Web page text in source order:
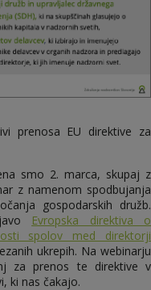
prenosa EU direktive za
smo 2. marca, skupaj z
z namenom spodbujanja
gospodarskih družb.
Evropska direktiva o
spolov med direktorji
ukrepih. Na webinarju
za prenos te direktive v
ki nas čakajo.